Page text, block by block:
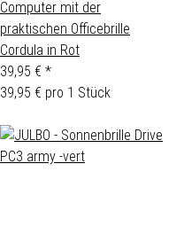
Computer mit der
praktischen Officebrille
Cordula in Rot
39,95 € *
39,95 € pro 1 Stück